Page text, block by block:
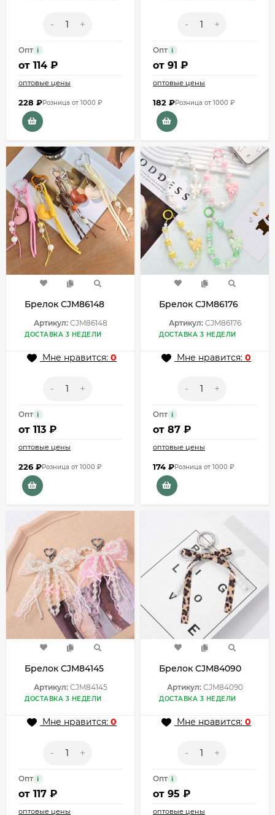
- +
Опт i
от 114 ₽
оптовые цены
228 ₽Розница от 1000 ₽
- +
Опт i
от 91 ₽
оптовые цены
182 ₽Розница от 1000 ₽
Брелок CJM86148
Артикул:CJM86148
ДОСТАВКА 3 НЕДЕЛИ
Мне нравится: 0
- +
Опт i
от 113 ₽
оптовые цены
226 ₽Розница от 1000 ₽
Брелок CJM86176
Артикул:CJM86176
ДОСТАВКА 3 НЕДЕЛИ
Мне нравится: 0
- +
Опт i
от 87 ₽
оптовые цены
174 ₽Розница от 1000 ₽
Брелок CJM84145
Артикул:CJM84145
ДОСТАВКА 3 НЕДЕЛИ
Мне нравится: 0
- +
Опт i
от 117 ₽
оптовые цены
Брелок CJM84090
Артикул:CJM84090
ДОСТАВКА 3 НЕДЕЛИ
Мне нравится: 0
- +
Опт i
от 95 ₽
оптовые цены